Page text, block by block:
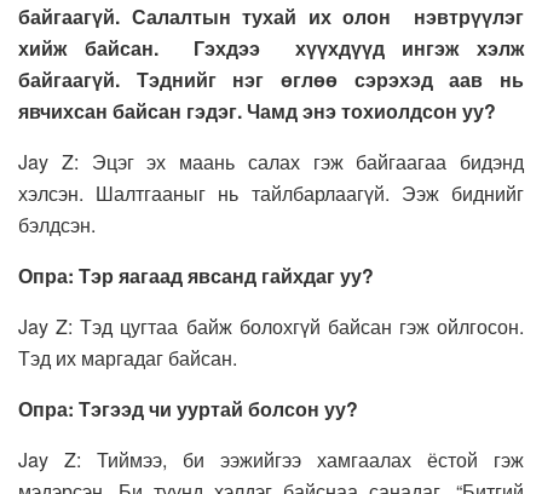
байгаагүй. Салалтын тухай их олон нэвтрүүлэг
хийж байсан. Гэхдээ хүүхдүүд ингэж хэлж
байгаагүй. Тэднийг нэг өглөө сэрэхэд аав нь
явчихсан байсан гэдэг. Чамд энэ тохиолдсон уу?
Jay Z: Эцэг эх маань салах гэж байгаагаа бидэнд
хэлсэн. Шалтгааныг нь тайлбарлаагүй. Ээж биднийг
бэлдсэн.
Опра: Тэр яагаад явсанд гайхдаг уу?
Jay Z: Тэд цугтаа байж болохгүй байсан гэж ойлгосон.
Тэд их маргадаг байсан.
Опра: Тэгээд чи ууртай болсон уу?
Jay Z: Тиймээ, би ээжийгээ хамгаалах ёстой гэж